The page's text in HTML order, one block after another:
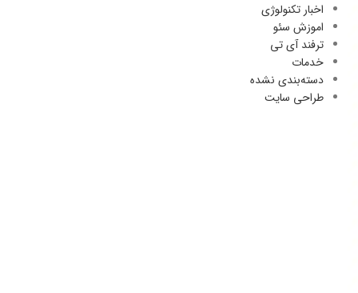
اخبار تکنولوژی
اموزش سئو
ترفند آی تی
خدمات
دسته‌بندی نشده
طراحی سایت